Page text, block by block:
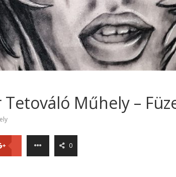
Műhely –
0